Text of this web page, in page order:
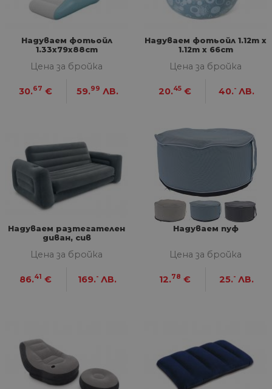
Надуваем фотьойл
1.33x79x88cm
Цена за бройка
30.67 € 59.99 ЛВ.
Надуваем фотьойл 1.12m x
1.12m x 66cm
Цена за бройка
20.45 € 40.- ЛВ.
Надуваем разтегателен
диван, сив
Цена за бройка
86.41 € 169.- ЛВ.
Надуваем пуф
Цена за бройка
12.78 € 25.- ЛВ.